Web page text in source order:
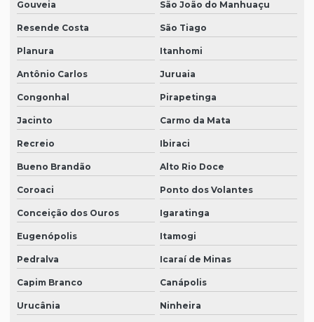
Gouveia São João do Manhuaçu
Resende Costa São Tiago
Planura Itanhomi
Antônio Carlos Juruaia
Congonhal Pirapetinga
Jacinto Carmo da Mata
Recreio Ibiraci
Bueno Brandão Alto Rio Doce
Coroaci Ponto dos Volantes
Conceição dos Ouros Igaratinga
Eugenópolis Itamogi
Pedralva Icaraí de Minas
Capim Branco Canápolis
Urucânia Ninheira